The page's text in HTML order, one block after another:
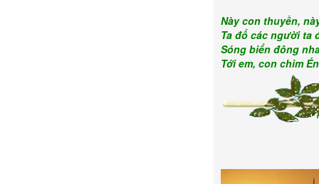
Này con thuyền,
Ta đố các người ta
Sóng biển đông
Tới em, con chim